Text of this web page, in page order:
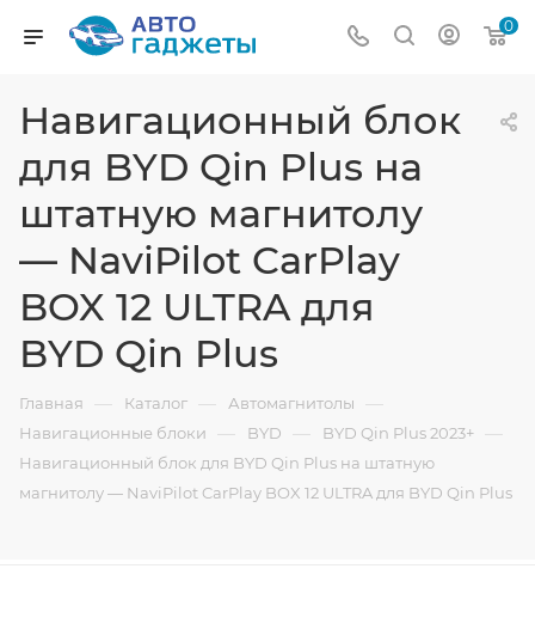
0
Навигационный блок
для BYD Qin Plus на
штатную магнитолу
— NaviPilot CarPlay
BOX 12 ULTRA для
BYD Qin Plus
Главная — Каталог — Автомагнитолы —
Навигационные блоки — BYD — BYD Qin Plus 2023+ —
Навигационный блок для BYD Qin Plus на штатную
магнитолу — NaviPilot CarPlay BOX 12 ULTRA для BYD Qin Plus